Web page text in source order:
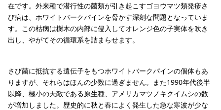
在です。外来種で潜行性の菌類が引き起こすゴヨウマツ類発疹さ
び病は、ホワイトバークパインを脅かす深刻な問題となっていま
す。この枯病は樹木の内部に侵入してオレンジ色の子実体を吹き
出し、やがてその循環系を詰まらせます。
さび菌に抵抗する遺伝子をもつホワイトバークパインの個体もあ
りますが、それらはほんの少数に過ぎません。また1990年代後半
以降、極小の天敵である原生種、アメリカマツノキクイムシの数
が増加しました。歴史的に秋と春によく発生した急な寒波が少な